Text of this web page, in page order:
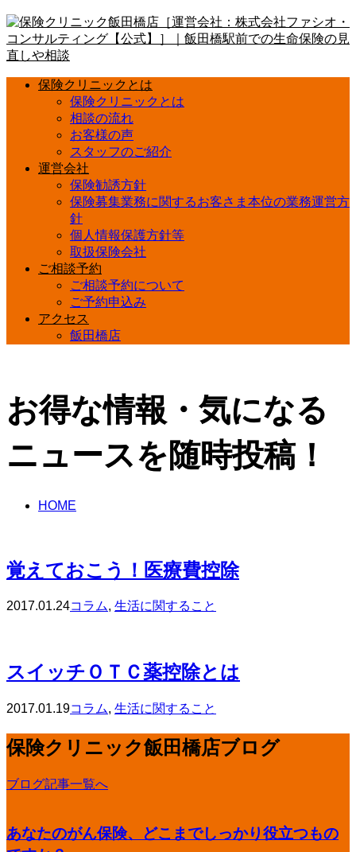
保険クリニックとは
保険クリニックとは
相談の流れ
お客様の声
スタッフのご紹介
運営会社
保険勧誘方針
保険募集業務に関するお客さま本位の業務運営方
針
個人情報保護方針等
取扱保険会社
ご相談予約
ご相談予約について
ご予約申込み
アクセス
飯田橋店
お得な情報・気になる
ニュースを随時投稿！
HOME
覚えておこう！医療費控除
2017.01.24コラム, 生活に関すること
スイッチＯＴＣ薬控除とは
2017.01.19コラム, 生活に関すること
保険クリニック飯田橋店ブログ
ブログ記事一覧へ
あなたのがん保険、どこまでしっかり役立つもの